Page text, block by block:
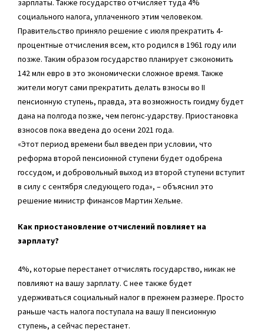
зарплаты. Также государство отчисляет туда 4%
социального налога, уплаченного этим человеком.
Правительство приняло решение с июля прекратить 4-
процентные отчисления всем, кто родился в 1961 году или
позже. Таким образом государство планирует сэкономить
142 млн евро в это экономически сложное время. Также
жители могут сами прекратить делать взносы во II
пенсионную ступень, правда, эта возможность гоидму будет
дана на полгода позже, чем пегонс-ударству. Приостановка
взносов пока введена до осени 2021 года.
«Этот период времени был введен при условии, что
реформа второй пенсионной ступени будет одобрена
госсудом, и добровольный выход из второй ступени вступит
в силу с сентября следующего года», – объяснил это
решение министр финансов Мартин Хельме.
Как приостановление отчислений повлияет на
зарплату?
4%, которые перестанет отчислять государство, никак не
повлияют на вашу зарплату. С нее также будет
удерживаться социальный налог в прежнем размере. Просто
раньше часть налога поступала на вашу II пенсионную
ступень, а сейчас перестанет.